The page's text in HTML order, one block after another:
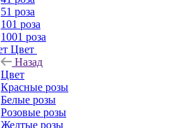
51 роза
101 роза
1001 роза
Цвет
Назад
Цвет
Красные розы
Белые розы
Розовые розы
Желтые розы